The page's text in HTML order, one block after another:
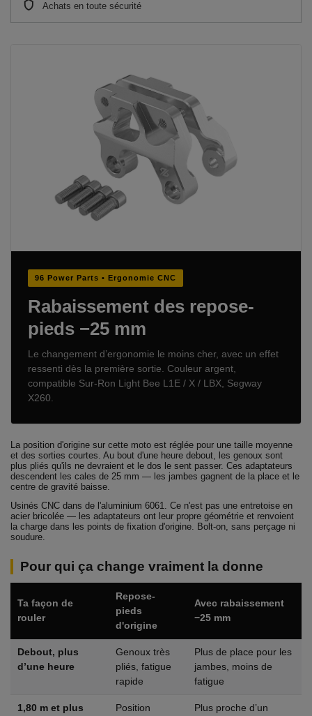
Achats en toute sécurité
96 Power Parts • Ergonomie CNC
Rabaissement des repose-
pieds −25 mm
Le changement d’ergonomie le moins cher, avec un effet
ressenti dès la première sortie. Couleur argent,
compatible Sur-Ron Light Bee L1E / X / LBX, Segway
X260.
La position d'origine sur cette moto est réglée pour une taille moyenne
et des sorties courtes. Au bout d'une heure debout, les genoux sont
plus pliés qu'ils ne devraient et le dos le sent passer. Ces adaptateurs
descendent les cales de 25 mm — les jambes gagnent de la place et le
centre de gravité baisse.
Usinés CNC dans de l'aluminium 6061. Ce n'est pas une entretoise en
acier bricolée — les adaptateurs ont leur propre géométrie et renvoient
la charge dans les points de fixation d'origine. Bolt-on, sans perçage ni
soudure.
Pour qui ça change vraiment la donne
Ta façon de
rouler
Repose-
pieds
d'origine
Avec rabaissement
−25 mm
Debout, plus
d’une heure
Genoux très
pliés, fatigue
rapide
Plus de place pour les
jambes, moins de
fatigue
1,80 m et plus
Position
Plus proche d’un